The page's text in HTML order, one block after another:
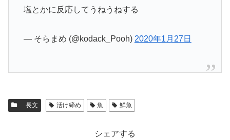
塩とかに反応してうねうねする
— そらまめ (@kodack_Pooh) 2020年1月27日
長文 活け締め 魚 鮮魚
シェアする